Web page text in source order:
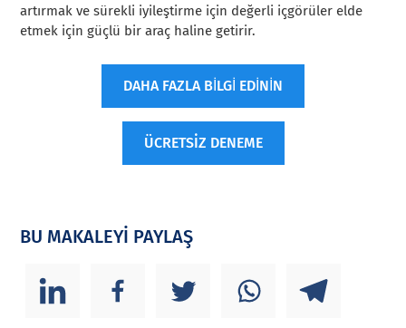
artırmak ve sürekli iyileştirme için değerli içgörüler elde
etmek için güçlü bir araç haline getirir.
DAHA FAZLA BİLGİ EDİNİN
ÜCRETSİZ DENEME
BU MAKALEYİ PAYLAŞ